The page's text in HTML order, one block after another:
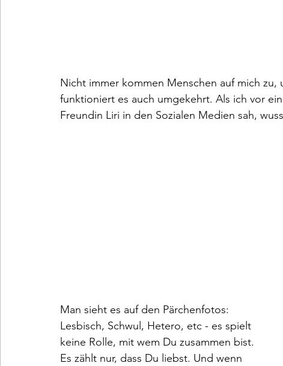
Nicht immer kommen Menschen auf mich
funktioniert es auch umgekehrt. Als ich vor
Freundin Liri in den Sozialen Medien sah,
Man sieht es auf den Pärchenfotos:
Lesbisch, Schwul, Hetero, etc - es spielt
keine Rolle, mit wem Du zusammen bist.
Es zählt nur, dass Du liebst. Und wenn